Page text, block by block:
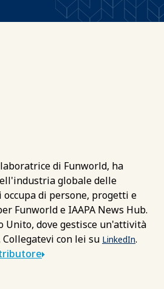
di Funworld, ha
globale delle
di persone, progetti e
Funworld e IAAPA News Hub.
Unito, dove gestisce un'attività
con lei su LinkedIn.